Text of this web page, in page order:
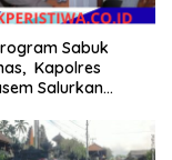
Sabuk
Kapolres
Salurkan
Mampu